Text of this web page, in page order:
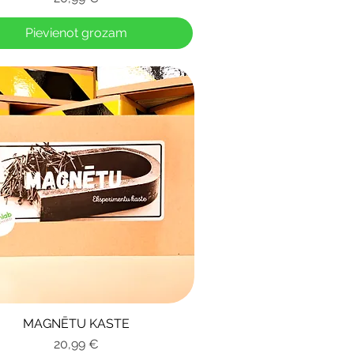
Pievienot grozam
Ātrais skats
MAGNĒTU KASTE
Cena
20,99 €